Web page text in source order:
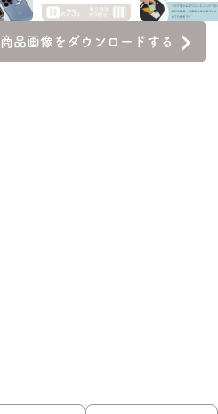
商品画像をダウンロードする